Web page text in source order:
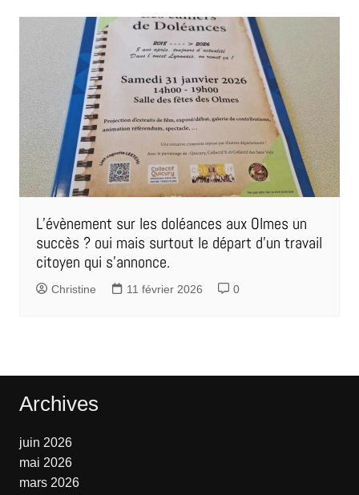
L’évènement sur les doléances aux Olmes un
succès ? oui mais surtout le départ d’un travail
citoyen qui s’annonce.
Christine 11 février 2026 0
Archives
juin 2026
mai 2026
mars 2026